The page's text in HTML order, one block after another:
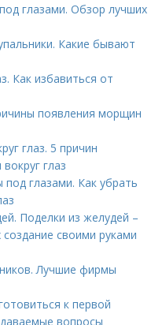
глазами. Обзор лучших
Какие бывают
Как избавиться от
появления морщин
глаз. 5 причин
глаз
глазами. Как убрать
Поделки из желудей –
своими руками
Лучшие фирмы
к первой
вопросы